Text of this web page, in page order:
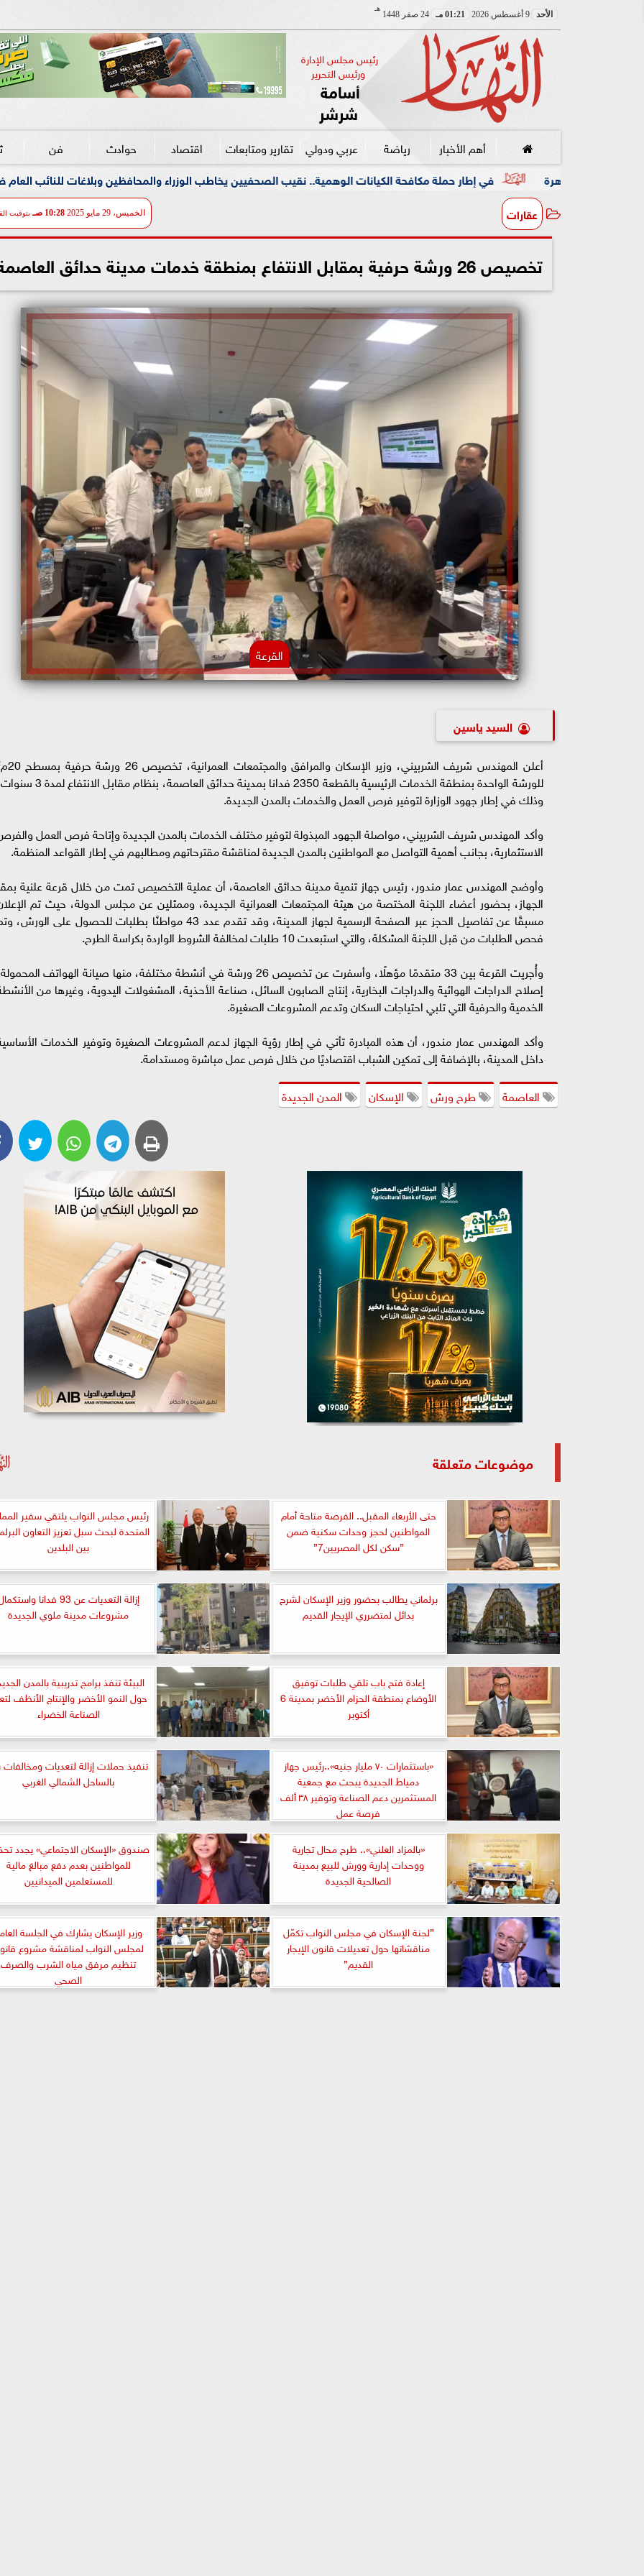
الأحد 9 أغسطس 2026 01:21 مـ 24 صفر 1448
هـ
رئيس مجلس الإدارة
ورئيس التحرير
أسامة
شرشر
أهم الأخبار رياضة عربي ودولي تقارير ومتابعات اقتصاد حوادث فن
في إطار حملة مكافحة الكيانات الوهمية.. نقيب الصحفيين يخاطب الوزراء والمحافظين وبلاغات للنائب العام ضد مؤسسات تستغل
عقارات الخميس، 29 مايو 2025 10:28 صـ بتوقيت
تخصيص 26 ورشة حرفية بمقابل الانتفاع بمنطقة خدمات مدينة حدائق العاصمة
القرعة
السيد ياسين
أعلن المهندس
للورشة الواحدة بمنطقة الخدمات الرئيسية بالقطعة 2350 فدانا بمدينة حدائق العاصمة، بنظام
وذلك في إطار جهود الوزارة لتوفير فرص العمل والخدمات بالمدن الجديدة.
وأكد المهندس شريف الشربيني، مواصلة الجهود المبذولة لتوفير مختلف الخدمات بالمدن الجديدة وإتاحة فرص العمل
الاستثمارية، بجانب أهمية التواصل مع المواطنين بالمدن الجديدة لمناقشة مقترحاتهم ومطالبهم في إطار القواعد المنظمة.
وأوضح المهندس عمار مندور، رئيس جهاز تنمية مدينة حدائق العاصمة، أن عملية التخصيص تمت من خلال قرعة علنية
الجهاز، بحضور أعضاء اللجنة المختصة من هيئة المجتمعات العمرانية الجديدة، وممثلين عن مجلس الدولة، حيث تم
مسبقًا عن تفاصيل الحجز عبر الصفحة الرسمية لجهاز المدينة، وقد تقدم عدد 43 مواطنًا بطلبات للحصول على
فحص الطلبات من قبل اللجنة المشكلة، والتي استبعدت 10 طلبات لمخالفة الشروط الواردة بكراسة الطرح.
وأُجريت القرعة بين 33 متقدمًا مؤهلًا، وأسفرت عن تخصيص 26 ورشة في أنشطة مختلفة، منها صيانة الهواتف
إصلاح الدراجات الهوائية والدراجات البخارية، إنتاج الصابون السائل، صناعة الأحذية، المشغولات اليدوية، وغيرها من
الخدمية والحرفية التي تلبي احتياجات السكان وتدعم المشروعات الصغيرة.
وأكد المهندس عمار مندور، أن هذه المبادرة تأتي في إطار رؤية الجهاز لدعم المشروعات الصغيرة وتوفير الخدمات
داخل المدينة، بالإضافة إلى تمكين الشباب اقتصاديًا من خلال فرص عمل مباشرة ومستدامة.
العاصمة
طرح ورش الإسكان المدن الجديدة
موضوعات متعلقة
حتى الأربعاء المقبل.. الفرصة متاحة أمام
المواطنين لحجز وحدات سكنية ضمن
”سكن لكل المصريين7”
رئيس مجلس النواب يلتقي سفير
المتحدة لبحث سبل تعزيز التعاون
بين البلدين
برلماني يطالب بحضور وزير الإسكان لشرح
بدائل لمتضرري الإيجار القديم
إزالة التعديات عن 93 فدانا
مشروعات مدينة ملوي الجديدة
إعادة فتح باب تلقي طلبات توفيق
الأوضاع بمنطقة الحزام الأخضر بمدينة 6
أكتوبر
البيئة تنفذ برامج تدريبية بالمدن
حول النمو الأخضر والإنتاج الأنظف
الصناعة الخضراء
«باستثمارات ٧٠ مليار جنيه»..رئيس جهاز
دمياط الجديدة يبحث مع جمعية
المستثمرين دعم الصناعة وتوفير ٣٨ ألف
فرصة عمل
تنفيذ حملات إزالة لتعديات ومخالفات
بالساحل الشمالي الغربي
«بالمزاد العلني».. طرح محال تجارية
ووحدات إدارية وورش للبيع بمدينة
الصالحية الجديدة
صندوق «الإسكان الاجتماعي» يجدد
للمواطنين بعدم دفع مبالغ مالية
للمستعلمين الميدانيين
”لجنة الإسكان في مجلس النواب تكمّل
مناقشاتها حول تعديلات قانون الإيجار
القديم”
وزير الإسكان يشارك في الجلسة
لمجلس النواب لمناقشة مشروع
تنظيم مرفق مياه الشرب والصرف
الصحي